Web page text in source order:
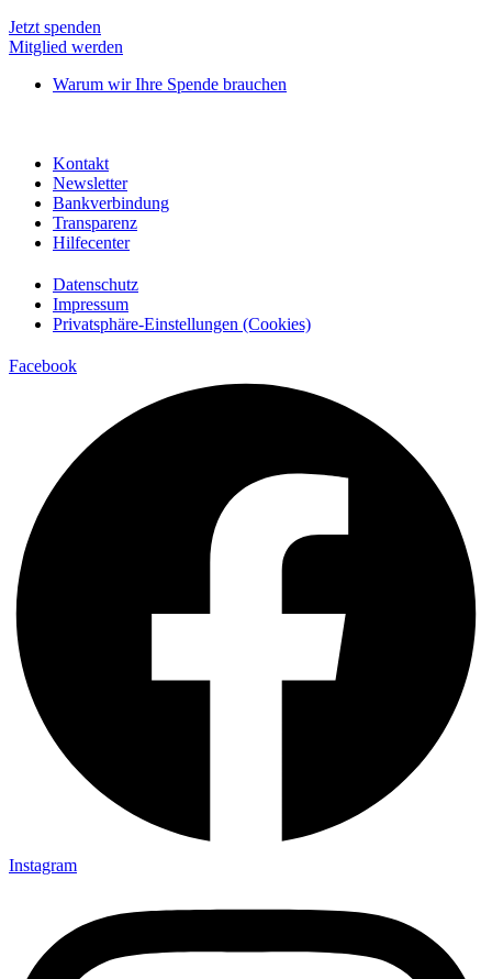
Jetzt spenden
Mitglied werden
Warum wir Ihre Spende brauchen
Kontakt
Newsletter
Bankverbindung
Transparenz
Hilfecenter
Datenschutz
Impressum
Privatsphäre-Einstellungen (Cookies)
Facebook
Instagram